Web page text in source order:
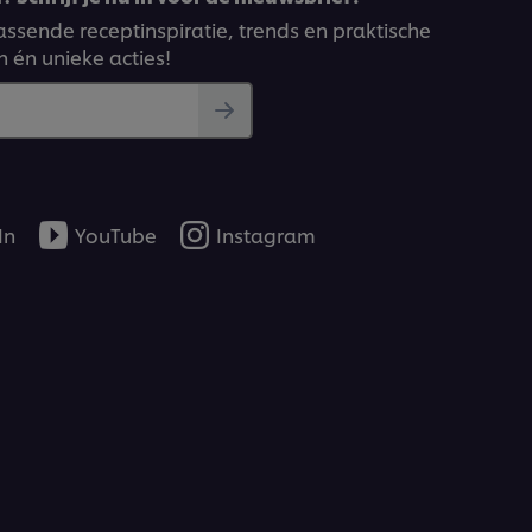
receptinspiratie, trends en praktische
én unieke acties!
YouTube Instagram